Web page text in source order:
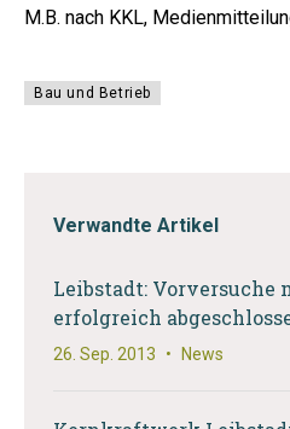
M.B. nach KKL,
Bau und Betrieb
Verwandte Artikel
Leibstadt: Vorversuche
erfolgreich
26. Sep. 2013 • News